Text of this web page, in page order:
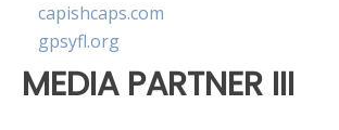
capishcaps.com
gpsyfl.org
MEDIA PARTNER III